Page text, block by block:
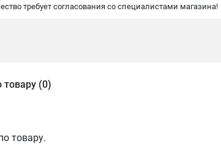
требует согласования со специалистами магазина!
товару (0)
товару.